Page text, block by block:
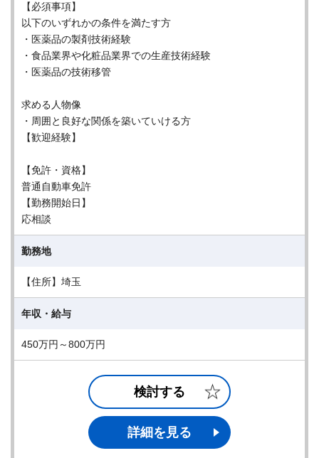
【必須事項】
以下のいずれかの条件を満たす方
・医薬品の製剤技術経験
・食品業界や化粧品業界での生産技術経験
・医薬品の技術移管
求める人物像
・周囲と良好な関係を築いていける方
【歓迎経験】
【免許・資格】
普通自動車免許
【勤務開始日】
応相談
勤務地
【住所】埼玉
年収・給与
450万円～800万円
検討する
詳細を見る